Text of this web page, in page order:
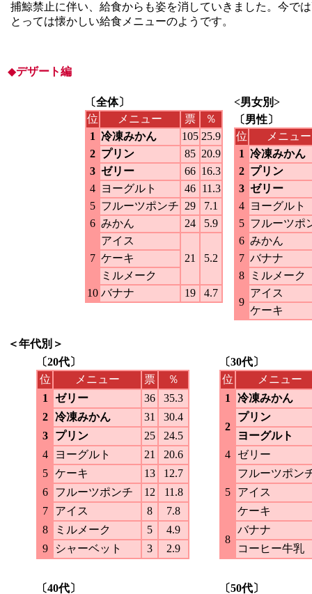
捕鯨禁止に伴い、給食からも姿を消していきました。今で
とっては懐かしい給食メニューのようです。
◆デザート編
〔全体〕
位
メニュー 票
％
1 冷凍みかん 105 25.9
2 プリン 85 20.9
3 ゼリー 66 16.3
4 ヨーグルト 46 11.3
5 フルーツポンチ 29
7.1
6 みかん 24 5.9
7
アイス
21
5.2
ケーキ
ミルメーク
10 バナナ 19 4.7
<男女別>
〔男性〕
位
メニュー
1 冷凍みかん
2 プリン
3 ゼリー
4 ヨーグルト
5 フルーツポ
6 みかん
7 バナナ
8
ミルメーク
9
アイス
ケーキ
＜年代別＞
〔20代〕
位
メニュー 票
％
1
ゼリー 36
35.3
2
冷凍みかん 31
30.4
3
プリン 25
24.5
4
ヨーグルト 21
20.6
5
ケーキ 13
12.7
6
フルーツポンチ 12
11.8
7
アイス 8
7.8
8
ミルメーク 5
4.9
9
シャーベット 3 2.9
〔30代〕
位
メニュー
1
冷凍みかん
2
プリン
ヨーグルト
4
ゼリー
5
フルーツポン
アイス
ケーキ
8
バナナ
コーヒー牛乳
〔40代〕 〔50代〕